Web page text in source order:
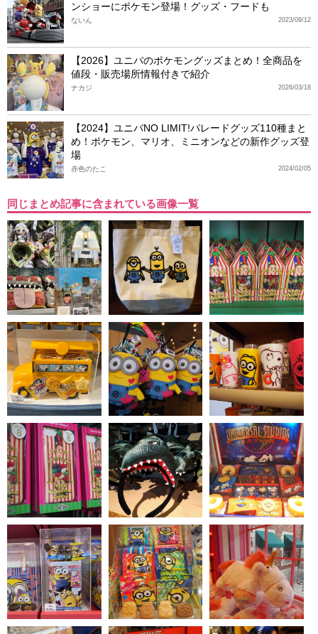
ンショーにポケモン登場！グッズ・フードも
2023/09/12
ないん
【2026】ユニバのポケモングッズまとめ！全商品を
値段・販売場所情報付きで紹介
2026/03/18
ナカジ
【2024】ユニバNO LIMIT!パレードグッズ110種まと
め！ポケモン、マリオ、ミニオンなどの新作グッズ登
場
2024/02/05
赤色のたこ
同じまとめ記事に含まれている画像一覧